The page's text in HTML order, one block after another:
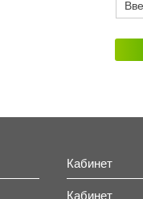
Кабинет
Кабинет